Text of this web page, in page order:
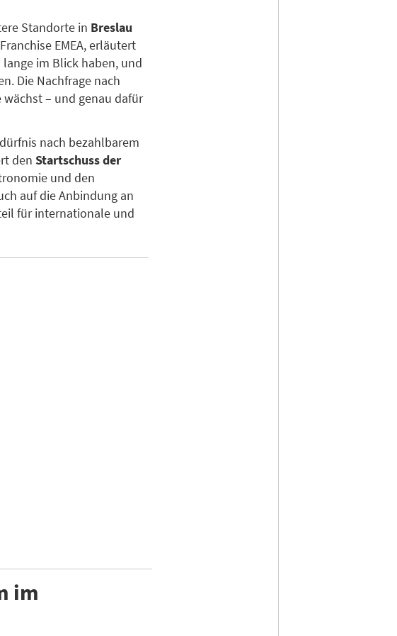
Standorte in Breslau
EMEA, erläutert
im Blick haben, und
Die Nachfrage nach
– und genau dafür
nach bezahlbarem
den Startschuss der
und den
auf die Anbindung an
für internationale und
im